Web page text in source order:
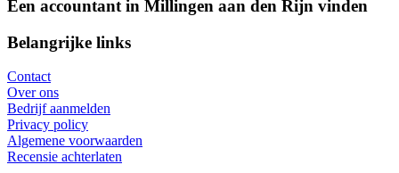
Een accountant in Millingen aan den Rijn vinden
Belangrijke links
Contact
Over ons
Bedrijf aanmelden
Privacy policy
Algemene voorwaarden
Recensie achterlaten